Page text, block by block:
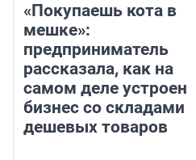
«Покупаешь кота в
мешке»:
предприниматель
рассказала, как на
самом деле устроен
бизнес со складами
дешевых товаров